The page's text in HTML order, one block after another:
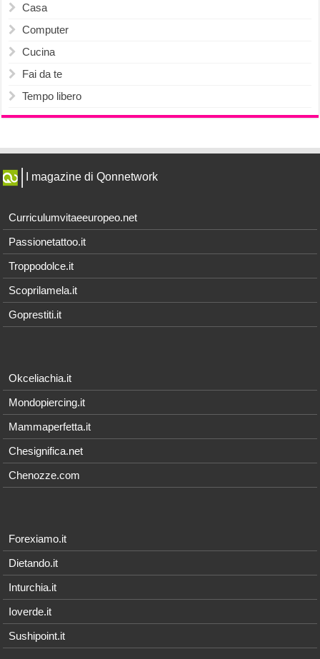
Casa
Computer
Cucina
Fai da te
Tempo libero
I magazine di Qonnetwork
Curriculumvitaeeuropeo.net
Passionetattoo.it
Troppodolce.it
Scoprilamela.it
Goprestiti.it
Okceliachia.it
Mondopiercing.it
Mammaperfetta.it
Chesignifica.net
Chenozze.com
Forexiamo.it
Dietando.it
Inturchia.it
Ioverde.it
Sushipoint.it